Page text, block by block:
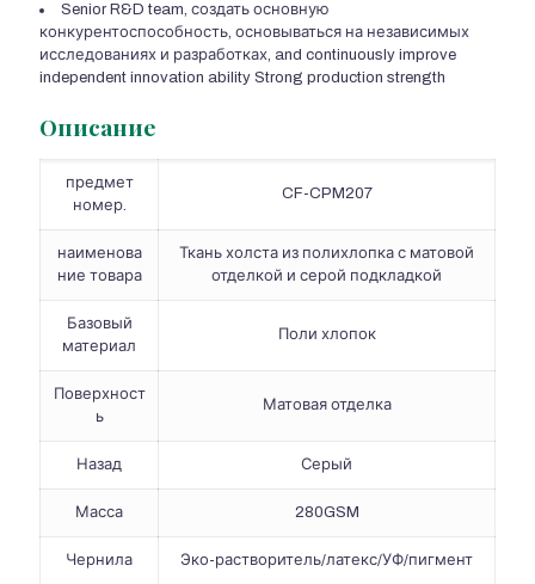
Senior R&D team, создать основную
конкурентоспособность, основываться на независимых
исследованиях и разработках, and continuously improve
independent innovation ability Strong production strength
Описание
предмет
номер.
CF-CPM207
наименова
ние товара
Ткань холста из полихлопка с матовой
отделкой и серой подкладкой
Базовый
материал
Поли хлопок
Поверхност
ь
Матовая отделка
Назад Серый
Масса 280GSM
Чернила Эко-растворитель/латекс/УФ/пигмент